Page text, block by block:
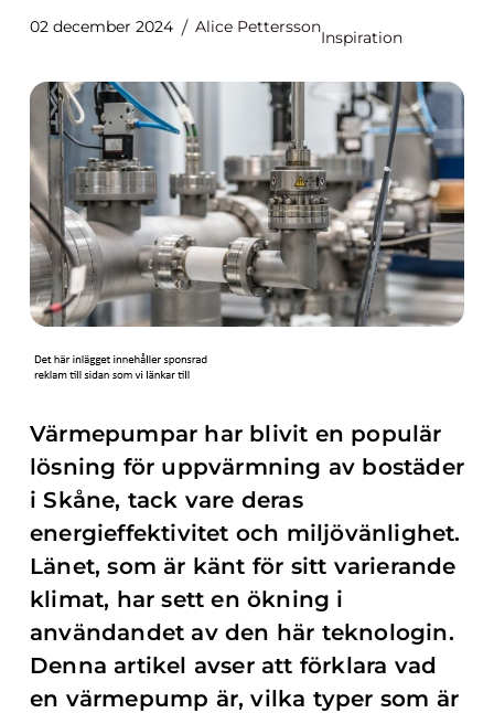
02 december 2024 Alice Pettersson
Inspiration
Värmepumpar har blivit en populär
lösning för uppvärmning av bostäder
i Skåne, tack vare deras
energieffektivitet och miljövänlighet.
Länet, som är känt för sitt varierande
klimat, har sett en ökning i
användandet av den här teknologin.
Denna artikel avser att förklara vad
en värmepump är, vilka typer som är